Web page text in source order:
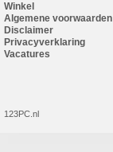
Winkel
Algemene voorwaarden
Disclaimer
Privacyverklaring
Vacatures
123PC.nl